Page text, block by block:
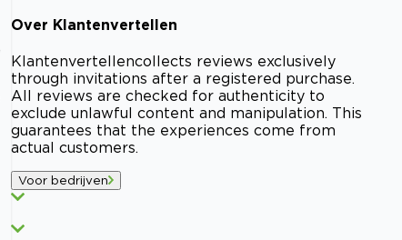
Over Klantenvertellen
Klantenvertellencollects reviews exclusively
through invitations after a registered purchase.
All reviews are checked for authenticity to
exclude unlawful content and manipulation. This
guarantees that the experiences come from
actual customers.
Voor bedrijven